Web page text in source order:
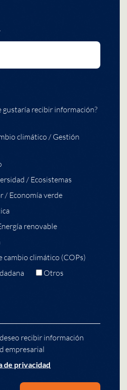
gustaría recibir información?
climático / Gestión
/ Ecosistemas
/ Economía verde
renovable
cambio climático (COPs)
Otros
recibir información
empresarial
de privacidad